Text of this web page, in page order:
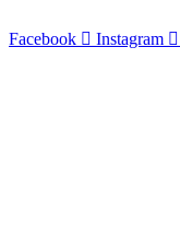
Facebook Instagram